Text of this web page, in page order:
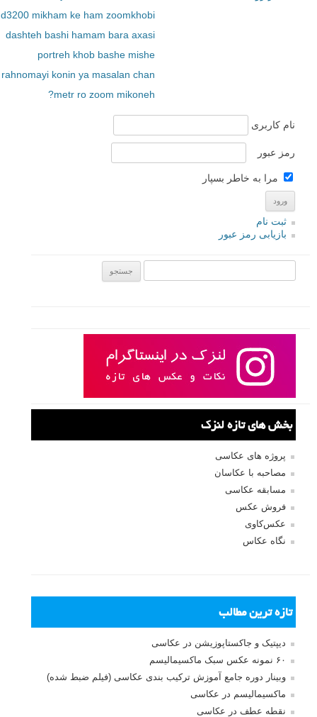
d3200 mikham ke ham zoomkhobi
dashteh bashi hamam bara axasi
portreh khob bashe mishe
rahnomayi konin ya masalan chan
metr ro zoom mikoneh?
نام کاربری
رمز عبور
مرا به خاطر بسپار
ثبت نام
بازیابی رمز عبور
بخش های تازه لنزک
پروژه های عکاسی
مصاحبه با عکاسان
مسابقه عکاسی
فروش عکس
عکس‌کاوی
نگاه عکاس
تازه ترین مطالب
دیپتیک و جاکستا‌پوزیشن در عکاسی
۶۰ نمونه عکس سبک ماکسیمالیسم
وبینار دوره جامع آموزش ترکیب بندی عکاسی (فیلم ضبط شده)
ماکسیمالیسم در عکاسی
نقطه عطف در عکاسی